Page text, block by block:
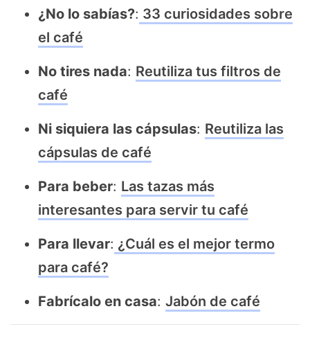
¿No lo sabías?: 33 curiosidades sobre
el café
No tires nada: Reutiliza tus filtros de
café
Ni siquiera las cápsulas: Reutiliza las
cápsulas de café
Para beber: Las tazas más
interesantes para servir tu café
Para llevar: ¿Cuál es el mejor termo
para café?
Fabrícalo en casa: Jabón de café